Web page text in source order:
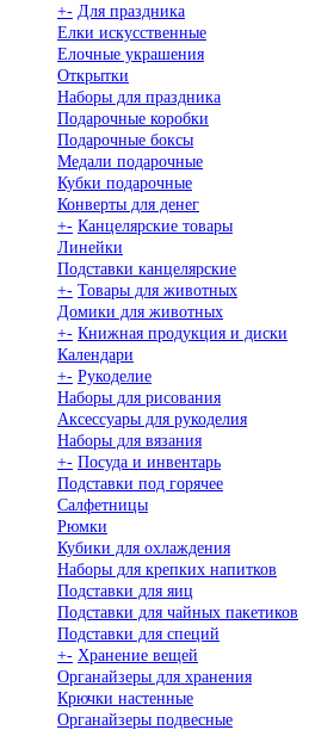
+- Для праздника
Елки искусственные
Елочные украшения
Открытки
Наборы для праздника
Подарочные коробки
Подарочные боксы
Медали подарочные
Кубки подарочные
Конверты для денег
+- Канцелярские товары
Линейки
Подставки канцелярские
+- Товары для животных
Домики для животных
+- Книжная продукция и диски
Календари
+- Рукоделие
Наборы для рисования
Аксессуары для рукоделия
Наборы для вязания
+- Посуда и инвентарь
Подставки под горячее
Салфетницы
Рюмки
Кубики для охлаждения
Наборы для крепких напитков
Подставки для яиц
Подставки для чайных пакетиков
Подставки для специй
+- Хранение вещей
Органайзеры для хранения
Крючки настенные
Органайзеры подвесные